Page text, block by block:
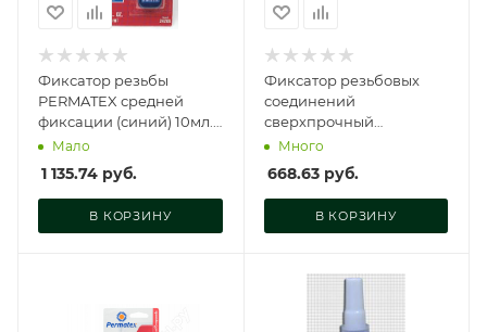
Фиксатор резьбы
PERMATEX средней
фиксации (синий) 10мл.,
24210
Мало
1 135.74 руб.
В КОРЗИНУ
Фиксатор резьбовых
соединений
сверхпрочный
(красный) 50 мл, MG-
Много
668.63руб.
В КОРЗИНУ